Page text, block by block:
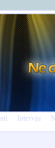
Intervju